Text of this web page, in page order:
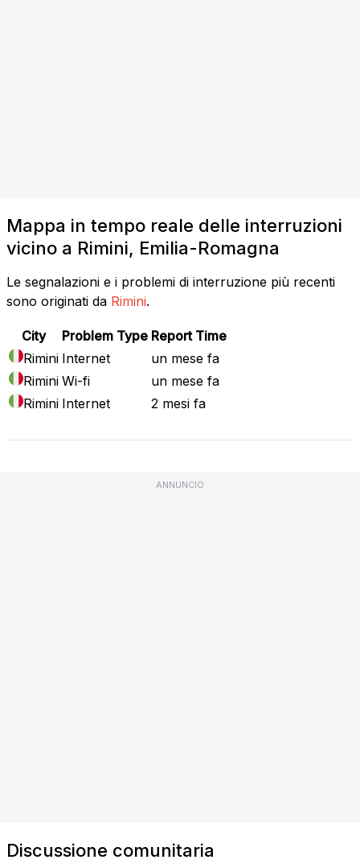
Mappa in tempo reale delle interruzioni
vicino a Rimini, Emilia-Romagna
Le segnalazioni e i problemi di interruzione più recenti
sono originati da Rimini.
City Problem Type Report Time
Rimini Internet
un mese fa
Rimini Wi-fi
un mese fa
Rimini Internet 2 mesi fa
ANNUNCIO
Discussione comunitaria